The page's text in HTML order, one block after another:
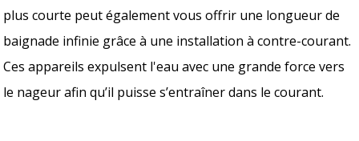
plus courte peut également vous offrir une longueur de
baignade infinie grâce à une installation à contre-courant.
Ces appareils expulsent l'eau avec une grande force vers
le nageur afin qu’il puisse s’entraîner dans le courant.